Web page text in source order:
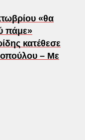
«θα
πάμε»
κατέθεσε
– Με